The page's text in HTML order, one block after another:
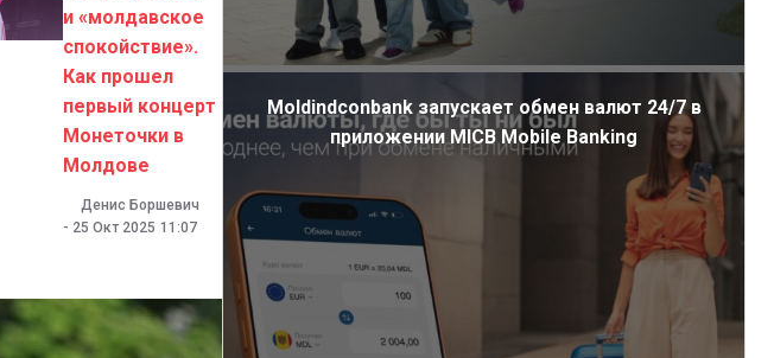
и «молдавское
спокойствие».
Как прошел
первый концерт
Монеточки в
Молдове
Денис Боршевич
- 25 Окт 2025 11:07
Moldindconbank запускает обмен валют 24/7 в
приложении MICB Mobile Banking